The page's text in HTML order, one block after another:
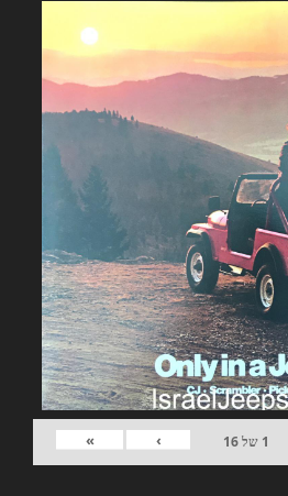
1 של16
›
»